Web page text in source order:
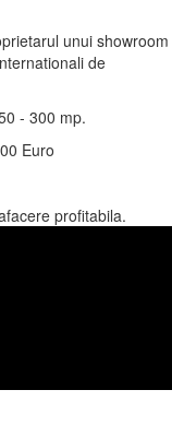
unui showroom
de
- 300 mp.
Euro
profitabila.